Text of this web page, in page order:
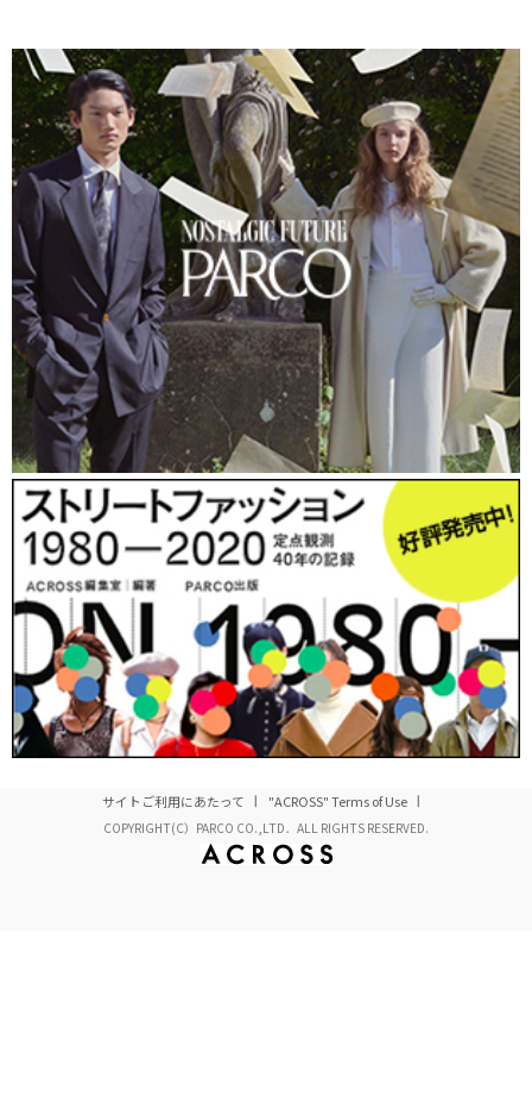
道に面した大きな吹き抜けの窓が明るい、開放的な空間である。
今回の出店を機に同店はリニューアル。既存のインディアンテイ
ストに加え、タイやイタリアなどワールドワイドなスパイスに着
目した商品を新たに投入した。コーヒーは、米国コロラド州ボル
ダー産の豆を直接入荷し提供している。
「アウトドアとは切り離せない“旅”のイメージを取り入れ、より
同社のブランドイメージに沿った展開をしていきます。“スロー
フードに通じるファストフード”を目指し、有機栽培の食材も積
極的に取り入れています」とは、同店プランナーの河村衡徳さ
ん。
総務省の推計によると、03年9月現在の65歳以上の高齢者は、日
本の総人口の19.0%と過去最高を更新した。高齢者人口は年々増
え続けており、世界最高水準に達しているという。
「引退のないアウトドアは、健全な人生を送るために必要不可
欠。総参加人口は確実に増えていますね」（半田さん）。
サイトご利用にあたって "ACROSS" Terms of Use
COPYRIGHT(C）PARCO CO.,LTD．ALL RIGHTS RESERVED.